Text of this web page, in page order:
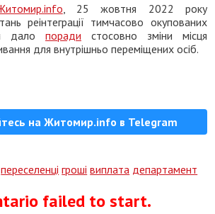
, 25 жовтня 2022 року
реінтеграції тимчасово окупованих
дало поради стосовно зміни місця
для внутрішньо переміщених осіб.
на Житомир.info в Telegram
переселенці гроші виплата департамент
failed to start.